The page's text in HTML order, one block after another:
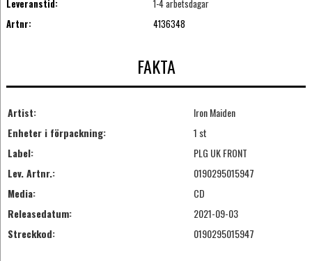
Leveranstid:
1-4 arbetsdagar
Artnr:
4136348
FAKTA
Artist:
Iron Maiden
Enheter i förpackning:
1 st
Label:
PLG UK FRONT
Lev. Artnr.:
0190295015947
Media:
CD
Releasedatum:
2021-09-03
Streckkod:
0190295015947